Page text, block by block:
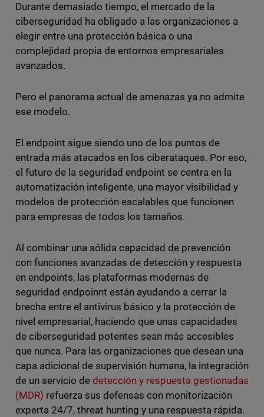
Durante demasiado tiempo, el mercado de la
ciberseguridad ha obligado a las organizaciones a
elegir entre una protección básica o una
complejidad propia de entornos empresariales
avanzados.
Pero el panorama actual de amenazas ya no admite
ese modelo.
El endpoint sigue siendo uno de los puntos de
entrada más atacados en los ciberataques. Por eso,
el futuro de la seguridad endpoint se centra en la
automatización inteligente, una mayor visibilidad y
modelos de protección escalables que funcionen
para empresas de todos los tamaños.
Al combinar una sólida capacidad de prevención
con funciones avanzadas de detección y respuesta
en endpoints, las plataformas modernas de
seguridad endpoinnt están ayudando a cerrar la
brecha entre el antivirus básico y la protección de
nivel empresarial, haciendo que unas capacidades
de ciberseguridad potentes sean más accesibles
que nunca. Para las organizaciones que desean una
capa adicional de supervisión humana, la integración
de un servicio de detección y respuesta gestionadas
(MDR) refuerza sus defensas con monitorización
experta 24/7, threat hunting y una respuesta rápida.